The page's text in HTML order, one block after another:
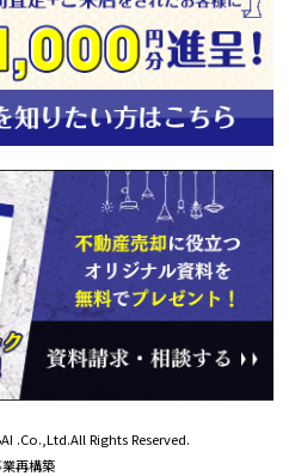
.Co.,Ltd.All Rights Reserved.
再構築